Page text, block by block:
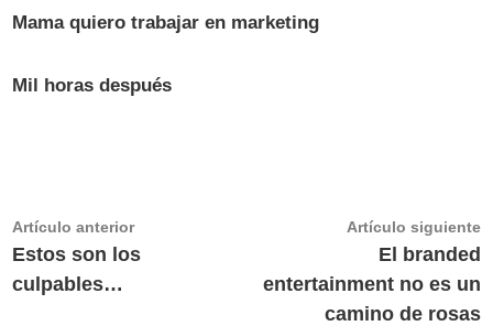
Mama quiero trabajar en marketing
Mil horas después
Navegación
de
entradas
Artículo anteriorArtículo
anterior:
Estos son los
culpables…
Artículo siguiente
El branded
entertainment no es un
camino de rosas